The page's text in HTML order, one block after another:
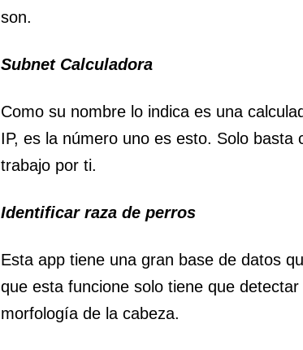
son.
Subnet Calculadora
Como su nombre lo indica es una
IP, es la número uno es esto. Solo
trabajo por ti.
Identificar raza de perros
Esta app tiene una gran base de datos
que esta funcione solo tiene que
morfología de la cabeza.